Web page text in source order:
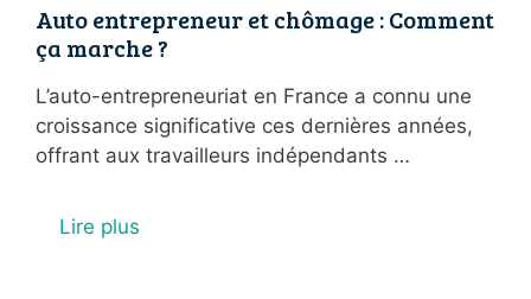
Auto entrepreneur et chômage : Comment
ça marche ?
L’auto-entrepreneuriat en France a connu une
croissance significative ces dernières années,
offrant aux travailleurs indépendants …
Lire plus